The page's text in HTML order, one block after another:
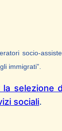
socio-
immigrati”.
selezione
sociali.